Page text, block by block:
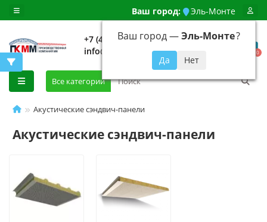
Ваш город: Эль-Монте
Ваш город —Эль-Монте?
+7 (499) 648-92-94
info@evroshtaketnikmoskva.ru
0
Все категории
Акустические сэндвич-панели
Акустические сэндвич-панели